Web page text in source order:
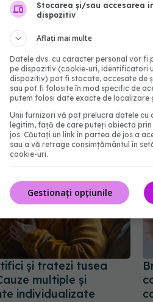
pulmonar și fumatul:
tratament și metode
și tratezi tusea
multiple și
individualizate
Stocarea și/sau accesarea
dispozitiv
Aflați mai multe
Datele dvs. cu caracter personal vor fi
pe dispozitiv (cookie-uri, identificatori
dispozitiv) pot fi stocate, accesate de
sau pot fi folosite în mod specific de
putem folosi date exacte de localizare
Unii furnizori vă pot prelucra datele cu
legitim, față de care puteți obiecta
jos. Căutați un link în partea de jos a
sau a vă retrage consimțământul în
cookie-uri.
Gestionați opțiunile